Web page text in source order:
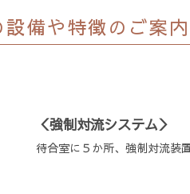
備や特徴のご案内
＜強制対流システム＞
待合室に５か所、強制対流装